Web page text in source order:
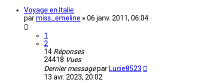
Voyage en Italie
parmiss_emeline » 06 janv. 2011, 06:04
1
2
14 Réponses
24418 Vues
Dernier messagepar Lucie8523
13 avr. 2023, 20:02